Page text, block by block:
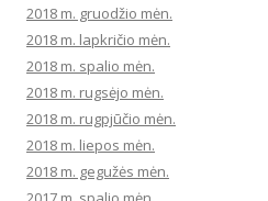
2018 m. gruodžio mėn.
2018 m. lapkričio mėn.
2018 m. spalio mėn.
2018 m. rugsėjo mėn.
2018 m. rugpjūčio mėn.
2018 m. liepos mėn.
2018 m. gegužės mėn.